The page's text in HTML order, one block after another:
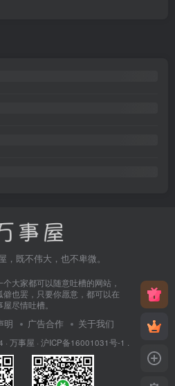
，既不伟大，也不卑微。
大家都可以随意吐槽的网站，
也罢，只要你愿意，都可以在
屋尽情吐槽。
明 广告合作 关于我们
· 万事屋 · 沪ICP备16001031号-1 .